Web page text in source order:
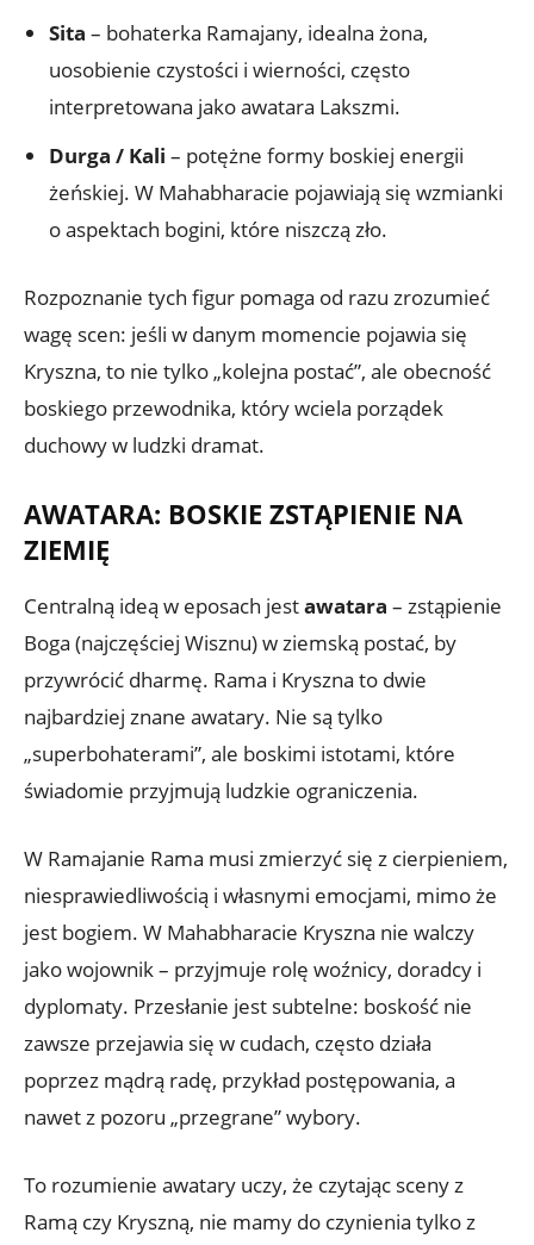
Sita – bohaterka Ramajany, idealna żona,
uosobienie czystości i wierności, często
interpretowana jako awatara Lakszmi.
Durga / Kali – potężne formy boskiej energii
żeńskiej. W Mahabharacie pojawiają się wzmianki
o aspektach bogini, które niszczą zło.
Rozpoznanie tych figur pomaga od razu zrozumieć
wagę scen: jeśli w danym momencie pojawia się
Kryszna, to nie tylko „kolejna postać”, ale obecność
boskiego przewodnika, który wciela porządek
duchowy w ludzki dramat.
AWATARA: BOSKIE ZSTĄPIENIE NA
ZIEMIĘ
Centralną ideą w eposach jestawatara – zstąpienie
Boga (najczęściej Wisznu) w ziemską postać, by
przywrócić dharmę. Rama i Kryszna to dwie
najbardziej znane awatary. Nie są tylko
„superbohaterami”, ale boskimi istotami, które
świadomie przyjmują ludzkie ograniczenia.
W Ramajanie Rama musi zmierzyć się z cierpieniem,
niesprawiedliwością i własnymi emocjami, mimo że
jest bogiem. W Mahabharacie Kryszna nie walczy
jako wojownik – przyjmuje rolę woźnicy, doradcy i
dyplomaty. Przesłanie jest subtelne: boskość nie
zawsze przejawia się w cudach, często działa
poprzez mądrą radę, przykład postępowania, a
nawet z pozoru „przegrane” wybory.
To rozumienie awatary uczy, że czytając sceny z
Ramą czy Kryszną, nie mamy do czynienia tylko z